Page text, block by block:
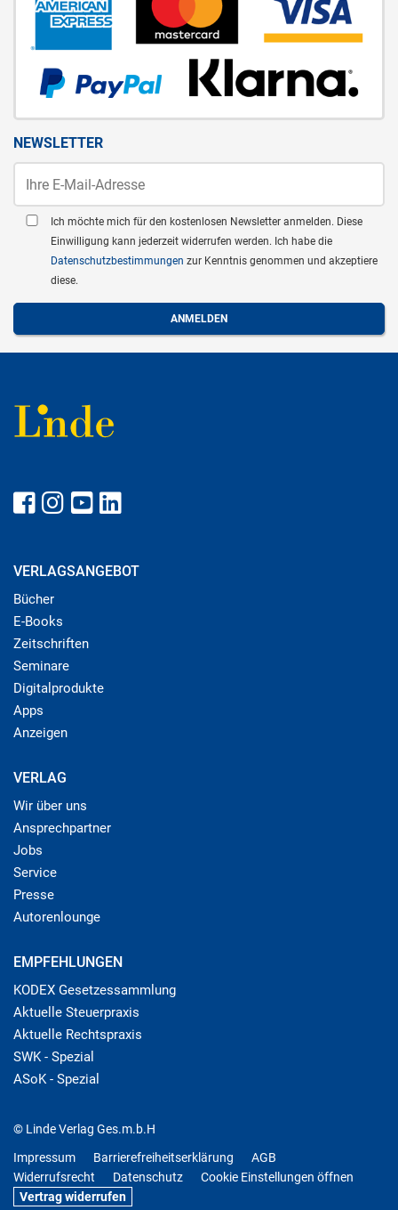
NEWSLETTER
Ich möchte mich für den kostenlosen Newsletter anmelden. Diese
Einwilligung kann jederzeit widerrufen werden. Ich habe die
Datenschutzbestimmungen zur Kenntnis genommen und akzeptiere
diese.
VERLAGSANGEBOT
Bücher
E-Books
Zeitschriften
Seminare
Digitalprodukte
Apps
Anzeigen
VERLAG
Wir über uns
Ansprechpartner
Jobs
Service
Presse
Autorenlounge
EMPFEHLUNGEN
KODEX Gesetzessammlung
Aktuelle Steuerpraxis
Aktuelle Rechtspraxis
SWK - Spezial
ASoK - Spezial
© Linde Verlag Ges.m.b.H
Impressum
Barrierefreiheitserklärung
AGB
Widerrufsrecht
Datenschutz
Cookie Einstellungen öffnen
Vertrag widerrufen